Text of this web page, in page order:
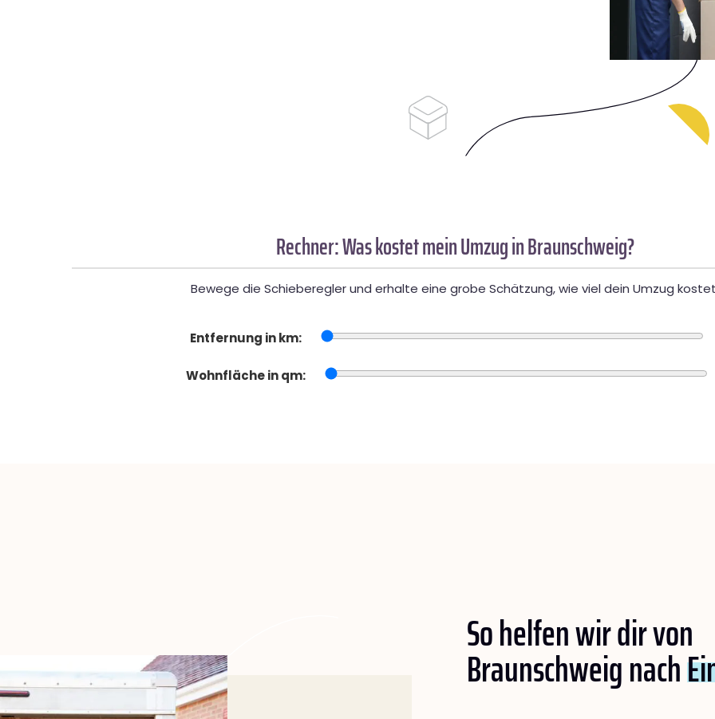
Rechner: Was kostet mein Umzug in Braunschweig?
Bewege die Schieberegler und erhalte eine grobe Schätzung, wie viel dein Umzug
Entfernung in km:
Wohnfläche in qm:
So helfen wir dir von
Braunschweig nach